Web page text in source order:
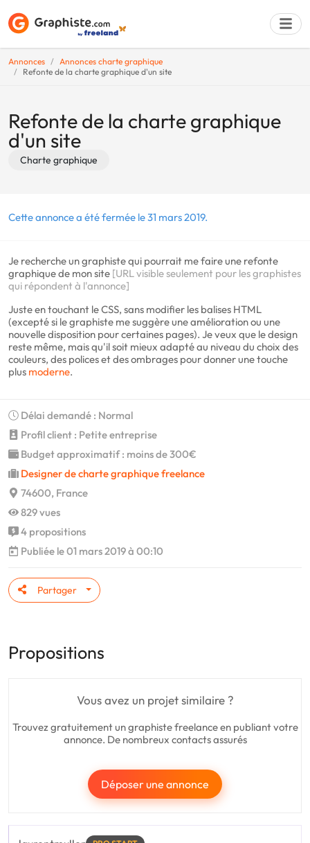
Annonces
Annonces charte graphique
Refonte de la charte graphique d'un site
Refonte de la charte graphique
d'un site
Charte graphique
Cette annonce a été fermée le 31 mars 2019.
Je recherche un graphiste qui pourrait me faire une refonte
graphique de mon site [URL visible seulement pour les graphistes
qui répondent à l'annonce]
Juste en touchant le CSS, sans modifier les balises HTML
(excepté si le graphiste me suggère une amélioration ou une
nouvelle disposition pour certaines pages). Je veux que le design
reste même, mais qu'il soit mieux adapté au niveau du choix des
couleurs, des polices et des ombrages pour donner une touche
plus moderne.
Délai demandé : Normal
Profil client : Petite entreprise
Budget approximatif : moins de 300€
Designer de charte graphique freelance
74600, France
829 vues
4 propositions
Publiée le 01 mars 2019 à 00:10
Partager
Propositions
Vous avez un projet similaire ?
Trouvez gratuitement un graphiste freelance en publiant votre
annonce. De nombreux contacts assurés
Déposer une annonce